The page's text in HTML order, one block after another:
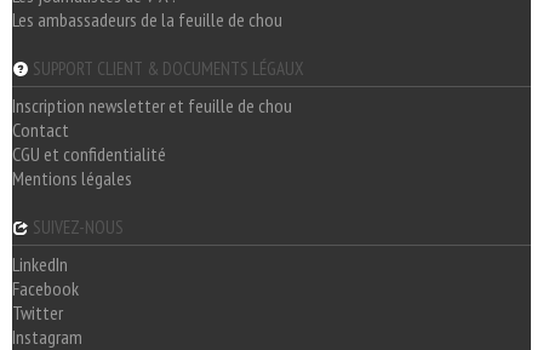
Les ambassadeurs de la feuille de chou
SUPPORT CLIENT & DOCUMENTS LÉGAUX
Inscription newsletter et feuille de chou
Contact
CGU et confidentialité
Mentions légales
SUIVEZ-NOUS
LinkedIn
Facebook
Twitter
Instagram